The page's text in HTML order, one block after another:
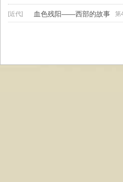
[近代] 血色残阳——西部的故事 第